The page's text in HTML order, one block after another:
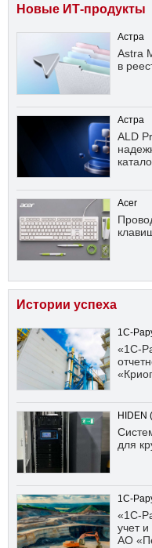
Новые ИТ-продукты
Астра
Astra
в
Астра
ALD
Acer
Истории успеха
1С-
«1С-
для
1С-
«1С-
учет
АО